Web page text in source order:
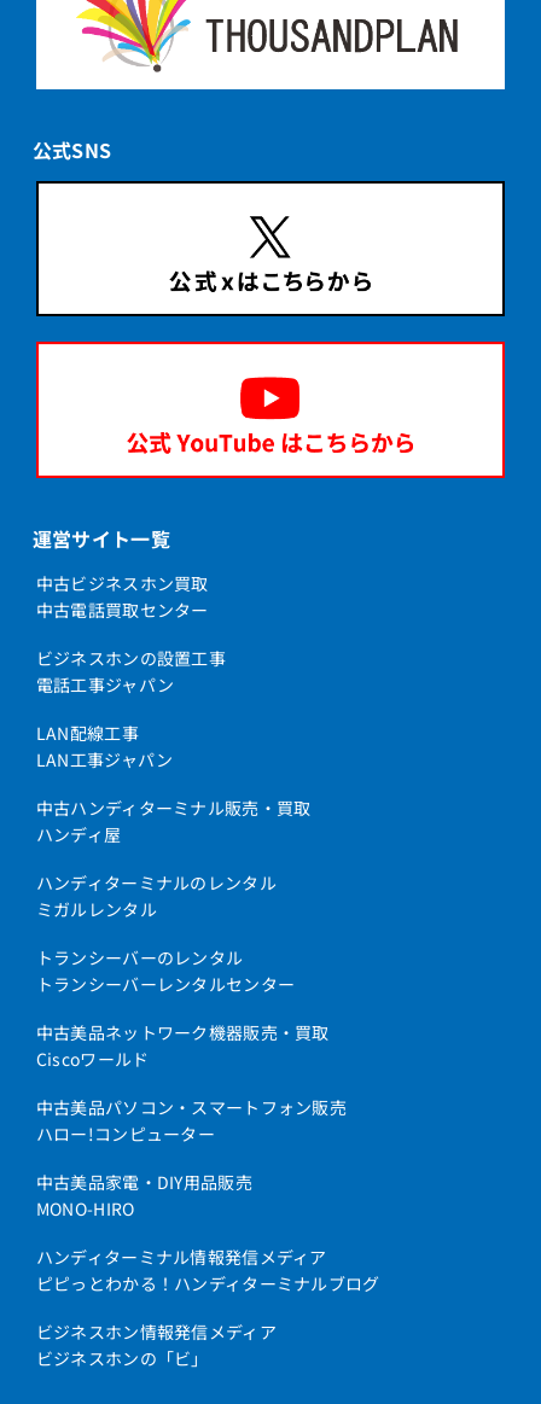
公式SNS
運営サイト一覧
中古ビジネスホン買取
中古電話買取センター
ビジネスホンの設置工事
電話工事ジャパン
LAN配線工事
LAN工事ジャパン
中古ハンディターミナル販売・買取
ハンディ屋
ハンディターミナルのレンタル
ミガルレンタル
トランシーバーのレンタル
トランシーバーレンタルセンター
中古美品ネットワーク機器販売・買取
Ciscoワールド
中古美品パソコン・スマートフォン販売
ハロー!コンピューター
中古美品家電・DIY用品販売
MONO-HIRO
ハンディターミナル情報発信メディア
ピピっとわかる！ハンディターミナルブログ
ビジネスホン情報発信メディア
ビジネスホンの「ビ」